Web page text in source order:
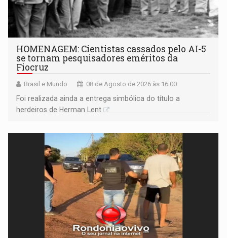
HOMENAGEM: Cientistas cassados pelo AI-5
se tornam pesquisadores eméritos da
Fiocruz
Brasil e Mundo 08 de Agosto de 2026 às 16:00
Foi realizada ainda a entrega simbólica do título a
herdeiros de Herman Lent